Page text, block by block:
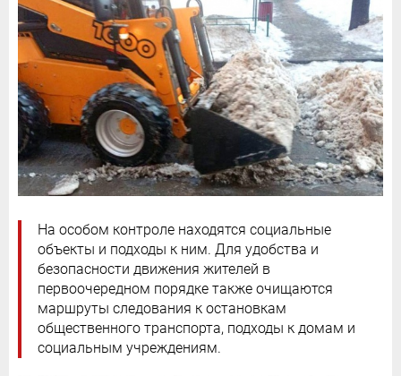
На особом контроле находятся социальные
объекты и подходы к ним. Для удобства и
безопасности движения жителей в
первоочередном порядке также очищаются
маршруты следования к остановкам
общественного транспорта, подходы к домам и
социальным учреждениям.